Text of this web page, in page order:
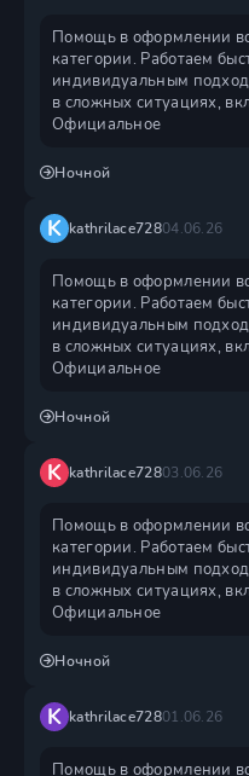
Помощь в оформлении
категории. Работаем
индивидуальным
в сложных ситуациях,
Официальное
Ночной
K kathrilace72804.06.26
Помощь в оформлении
категории. Работаем
индивидуальным
в сложных ситуациях,
Официальное
Ночной
K kathrilace72803.06.26
Помощь в оформлении
категории. Работаем
индивидуальным
в сложных ситуациях,
Официальное
Ночной
K kathrilace72801.06.26
Помощь в оформлении